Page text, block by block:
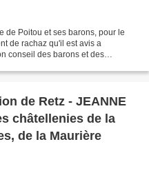
de Poitou et ses barons, pour le
de rachaz qu'il est avis a
conseil des barons et des
de Retz - JEANNE
châtellenies de la
de la Maurière